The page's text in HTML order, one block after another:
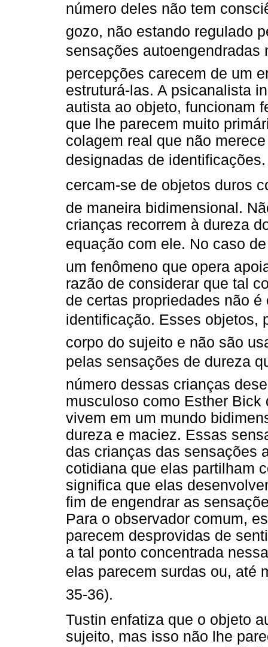
número deles não tem
gozo, não estando regulado
sensações
percepções carecem de um
estruturá-las. A psicanalista
autista ao objeto, funcionam
que lhe parecem muito
colagem real que não
designadas de identificações.
cercam-se de objetos duros
de maneira bidimensional.
crianças recorrem à dureza
equação com ele. No caso
um fenômeno que opera
razão de considerar que tal
de certas propriedades não
identificação. Esses
corpo do sujeito e não são
pelas sensações de dureza
número dessas crianças
musculoso como Esther
vivem em um mundo
dureza e maciez. Essas
das crianças das sensações
cotidiana que elas partilham
significa que elas
fim de engendrar as
Para o observador comum,
parecem desprovidas de
a tal ponto concentrada
elas parecem surdas ou, até
35-36).
Tustin enfatiza que o objeto
sujeito, mas isso não lhe